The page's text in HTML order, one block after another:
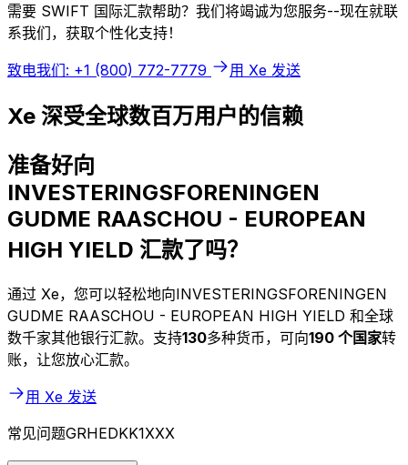
需要 SWIFT 国际汇款帮助？我们将竭诚为您服务--现在就联
系我们，获取个性化支持！
致电我们: +1 (800) 772-7779 用 Xe 发送
Xe 深受全球数百万用户的信赖
准备好向
INVESTERINGSFORENINGEN
GUDME RAASCHOU - EUROPEAN
HIGH YIELD 汇款了吗？
通过 Xe，您可以轻松地向INVESTERINGSFORENINGEN
GUDME RAASCHOU - EUROPEAN HIGH YIELD 和全球
数千家其他银行汇款。支持130多种货币，可向190 个国家转
账，让您放心汇款。
用 Xe 发送
常见问题GRHEDKK1XXX